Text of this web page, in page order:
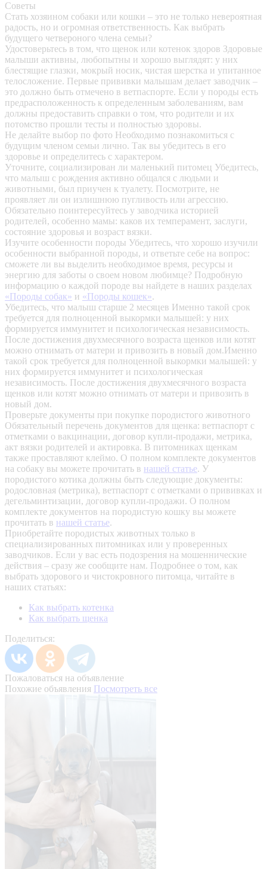
Советы
Стать хозяином собаки или кошки – это не только невероятная
радость, но и огромная ответственность. Как выбрать
будущего четвероного члена семьи?
Удостоверьтесь в том, что щенок или котенок здоров Здоровые
малыши активны, любопытны и хорошо выглядят: у них
блестящие глазки, мокрый носик, чистая шерстка и упитанное
телосложение. Первые прививки малышам делает заводчик –
это должно быть отмечено в ветпаспорте. Если у породы есть
предрасположенность к определенным заболеваниям, вам
должны предоставить справки о том, что родители и их
потомство прошли тесты и полностью здоровы.
Не делайте выбор по фото Необходимо познакомиться с
будущим членом семьи лично. Так вы убедитесь в его
здоровье и определитесь с характером.
Уточните, социализирован ли маленький питомец Убедитесь,
что малыш с рождения активно общался с людьми и
животными, был приучен к туалету. Посмотрите, не
проявляет ли он излишнюю пугливость или агрессию.
Обязательно поинтересуйтесь у заводчика историей
родителей, особенно мамы: каков их темперамент, заслуги,
состояние здоровья и возраст вязки.
Изучите особенности породы Убедитесь, что хорошо изучили
особенности выбранной породы, и ответьте себе на вопрос:
сможете ли вы выделить необходимое время, ресурсы и
энергию для заботы о своем новом любимце? Подробную
информацию о каждой породе вы найдете в наших разделах
«Породы собак» и «Породы кошек».
Убедитесь, что малыш старше 2 месяцев Именно такой срок
требуется для полноценной выкормки малышей: у них
формируется иммунитет и психологическая независимость.
После достижения двухмесячного возраста щенков или котят
можно отнимать от матери и привозить в новый дом.Именно
такой срок требуется для полноценной выкормки малышей: у
них формируется иммунитет и психологическая
независимость. После достижения двухмесячного возраста
щенков или котят можно отнимать от матери и привозить в
новый дом.
Проверьте документы при покупке породистого животного
Обязательный перечень документов для щенка: ветпаспорт с
отметками о вакцинации, договор купли-продажи, метрика,
акт вязки родителей и актировка. В питомниках щенкам
также проставляют клеймо. О полном комплекте документов
на собаку вы можете прочитать в нашей статье. У
породистого котика должны быть следующие документы:
родословная (метрика), ветпаспорт с отметками о прививках и
дегельминтизации, договор купли-продажи. О полном
комплекте документов на породистую кошку вы можете
прочитать в нашей статье.
Приобретайте породистых животных только в
специализированных питомниках или у проверенных
заводчиков. Если у вас есть подозрения на мошеннические
действия – сразу же сообщите нам. Подробнее о том, как
выбрать здорового и чистокровного питомца, читайте в
наших статьях:
Как выбрать котенка
Как выбрать щенка
Поделиться:
Пожаловаться на объявление
Похожие объявления Посмотреть все